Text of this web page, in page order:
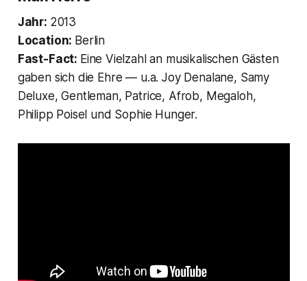
Jahr: 2013
Location: Berlin
Fast-Fact: Eine Vielzahl an musikalischen Gästen
gaben sich die Ehre — u.a. Joy Denalane, Samy
Deluxe, Gentleman, Patrice, Afrob, Megaloh,
Philipp Poisel und Sophie Hunger.